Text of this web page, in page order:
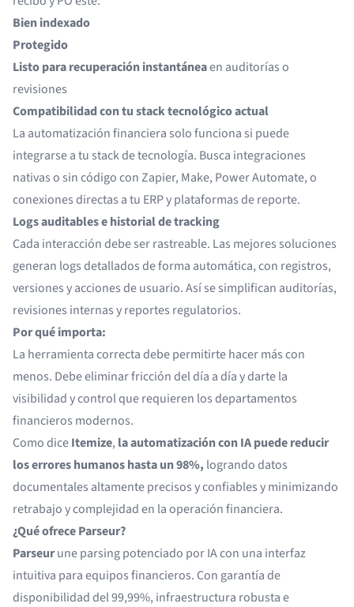
Bien indexado
Protegido
Listo para recuperación instantáneaen auditorías o
revisiones
Compatibilidad con tu stack tecnológico actual
La automatización financiera solo funciona si puede
integrarse a tu stack de tecnología. Busca integraciones
nativas o sin código con Zapier, Make, Power Automate, o
conexiones directas a tu ERP y plataformas de reporte.
Logs auditables e historial de tracking
Cada interacción debe ser rastreable. Las mejores soluciones
generan logs detallados de forma automática, con registros,
versiones y acciones de usuario. Así se simplifican auditorías,
revisiones internas y reportes regulatorios.
Por qué importa:
La herramienta correcta debe permitirte hacer más con
menos. Debe eliminar fricción del día a día y darte la
visibilidad y control que requieren los departamentos
financieros modernos.
Como diceItemize, la automatización con IA puede reducir
los errores humanos hasta un 98%, logrando datos
documentales altamente precisos y confiables y minimizando
retrabajo y complejidad en la operación financiera.
¿Qué ofrece Parseur?
Parseurune parsing potenciado por IA con una interfaz
intuitiva para equipos financieros. Con garantía de
disponibilidad del 99,99%, infraestructura robusta e